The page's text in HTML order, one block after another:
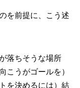
を前提に、こう述
落ちそうな場所
こうがゴールを）
を決めるには）結